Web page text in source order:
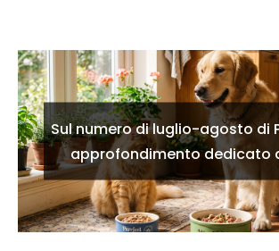
Sul numero di luglio-agosto di
approfondimento dedicato